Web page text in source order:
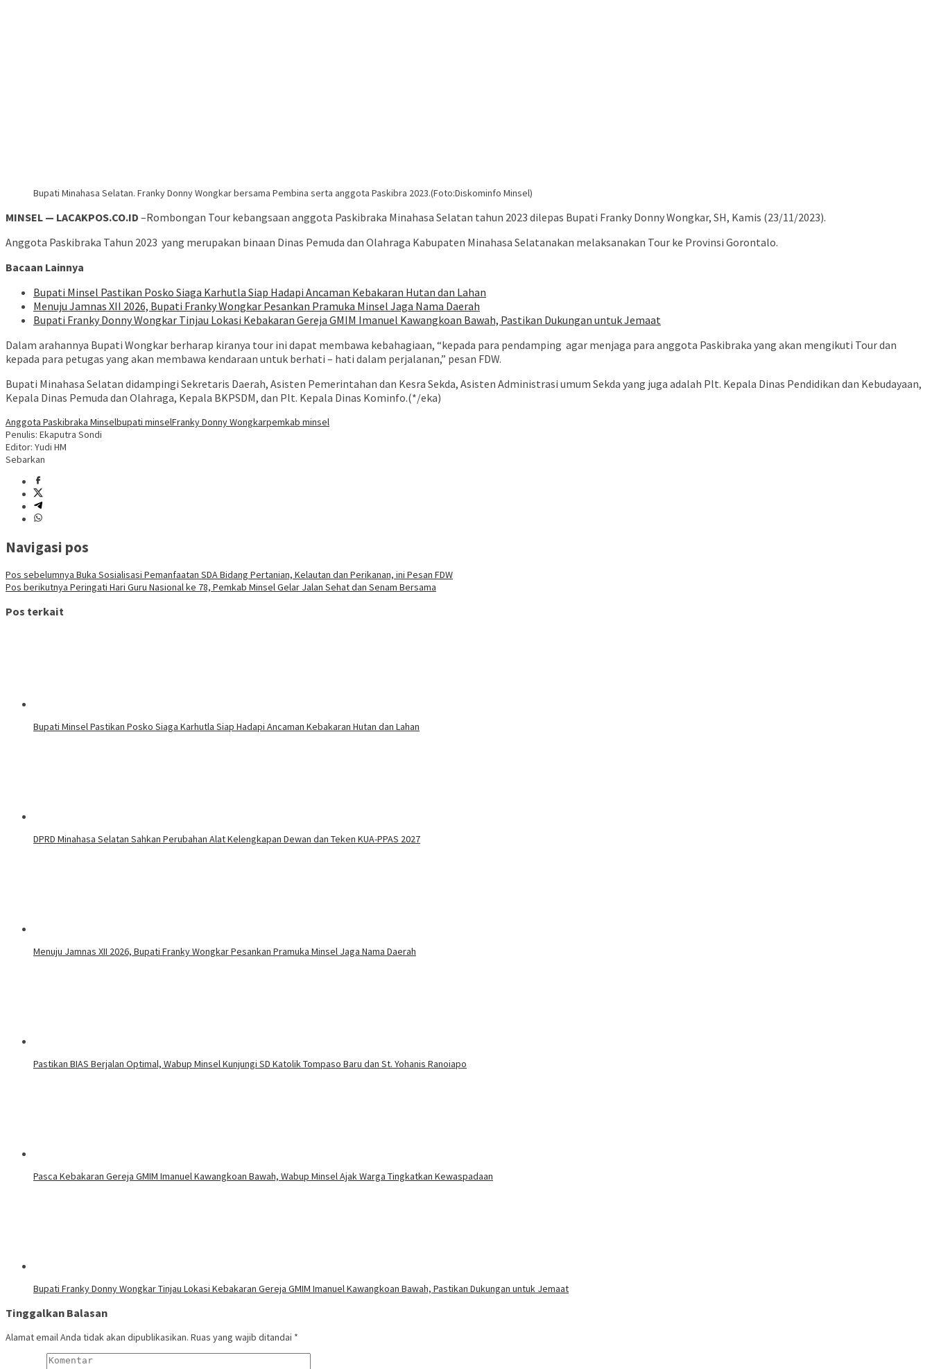
Bupati Minahasa Selatan. Franky Donny Wongkar bersama Pembina serta anggota Paskibra 2023.(Foto:Diskominfo Minsel)
MINSEL — LACAKPOS.CO.ID –Rombongan Tour kebangsaan anggota Paskibraka Minahasa Selatan tahun 2023 dilepas Bupati Franky Donny Wongkar, SH, Kamis (23/11/2023).
Anggota Paskibraka Tahun 2023 yang merupakan binaan Dinas Pemuda dan Olahraga Kabupaten Minahasa Selatanakan melaksanakan Tour ke Provinsi Gorontalo.
Bacaan Lainnya
Bupati Minsel Pastikan Posko Siaga Karhutla Siap Hadapi Ancaman Kebakaran Hutan dan Lahan
Menuju Jamnas XII 2026, Bupati Franky Wongkar Pesankan Pramuka Minsel Jaga Nama Daerah
Bupati Franky Donny Wongkar Tinjau Lokasi Kebakaran Gereja GMIM Imanuel Kawangkoan Bawah, Pastikan Dukungan untuk Jemaat
Dalam arahannya Bupati Wongkar berharap kiranya tour ini dapat membawa kebahagiaan, “kepada para pendamping agar menjaga para anggota Paskibraka yang akan mengikuti Tour dan
kepada para petugas yang akan membawa kendaraan untuk berhati – hati dalam perjalanan,” pesan FDW.
Bupati Minahasa Selatan didampingi Sekretaris Daerah, Asisten Pemerintahan dan Kesra Sekda, Asisten Administrasi umum Sekda yang juga adalah Plt. Kepala Dinas Pendidikan dan Kebudayaan,
Kepala Dinas Pemuda dan Olahraga, Kepala BKPSDM, dan Plt. Kepala Dinas Kominfo.(*/eka)
Anggota Paskibraka Minselbupati minselFranky Donny Wongkarpemkab minsel
Penulis: Ekaputra Sondi
Editor: Yudi HM
Sebarkan
Navigasi pos
Pos sebelumnya Buka Sosialisasi Pemanfaatan SDA Bidang Pertanian, Kelautan dan Perikanan, ini Pesan FDW
Pos berikutnya Peringati Hari Guru Nasional ke 78, Pemkab Minsel Gelar Jalan Sehat dan Senam Bersama
Pos terkait
Bupati Minsel Pastikan Posko Siaga Karhutla Siap Hadapi Ancaman Kebakaran Hutan dan Lahan
DPRD Minahasa Selatan Sahkan Perubahan Alat Kelengkapan Dewan dan Teken KUA-PPAS 2027
Menuju Jamnas XII 2026, Bupati Franky Wongkar Pesankan Pramuka Minsel Jaga Nama Daerah
Pastikan BIAS Berjalan Optimal, Wabup Minsel Kunjungi SD Katolik Tompaso Baru dan St. Yohanis Ranoiapo
Pasca Kebakaran Gereja GMIM Imanuel Kawangkoan Bawah, Wabup Minsel Ajak Warga Tingkatkan Kewaspadaan
Bupati Franky Donny Wongkar Tinjau Lokasi Kebakaran Gereja GMIM Imanuel Kawangkoan Bawah, Pastikan Dukungan untuk Jemaat
Tinggalkan Balasan
Alamat email Anda tidak akan dipublikasikan. Ruas yang wajib ditandai *